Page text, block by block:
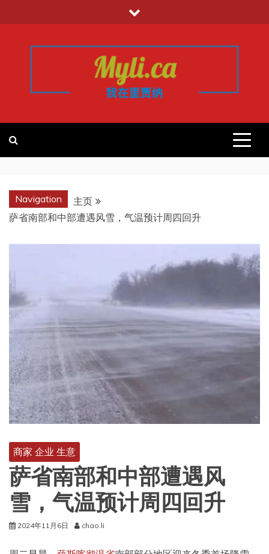
至
我的里贾纳
REGINA
Navigation
主页
萨省南部和中部遭遇风雪，气温预计周四回升
商家 企业 生意
萨省南部和中部遭遇风
雪，气温预计周四回升
2024年11月6日 chao.li